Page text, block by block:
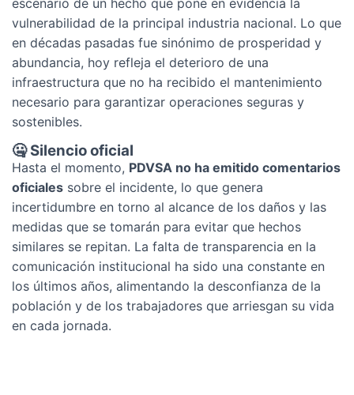
escenario de un hecho que pone en evidencia la
vulnerabilidad de la principal industria nacional. Lo que
en décadas pasadas fue sinónimo de prosperidad y
abundancia, hoy refleja el deterioro de una
infraestructura que no ha recibido el mantenimiento
necesario para garantizar operaciones seguras y
sostenibles.
🤐Silenciooficial
Hasta el momento, PDVSA no ha emitido comentarios
oficiales sobre el incidente, lo que genera
incertidumbre en torno al alcance de los daños y las
medidas que se tomarán para evitar que hechos
similares se repitan. La falta de transparencia en la
comunicación institucional ha sido una constante en
los últimos años, alimentando la desconfianza de la
población y de los trabajadores que arriesgan su vida
en cada jornada.